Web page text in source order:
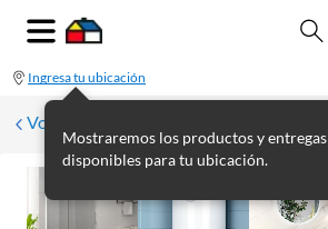
Ingresa tu ubicación
Mostraremos los productos y entregas
disponibles para tu ubicación.
Volver